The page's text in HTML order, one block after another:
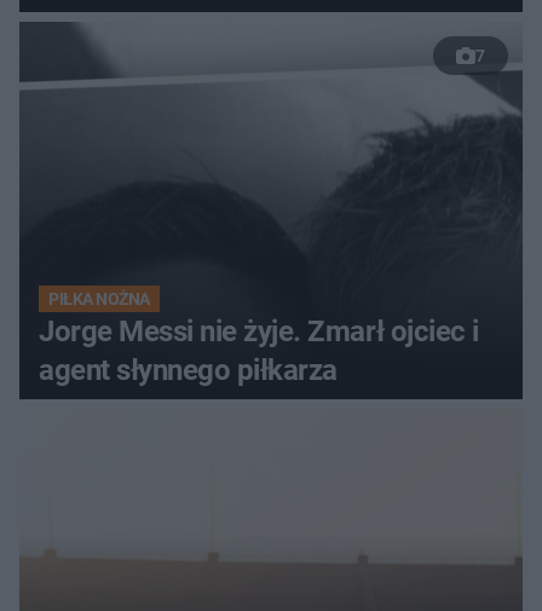
7
PIŁKA NOŻNA
Jorge Messi nie żyje. Zmarł ojciec i
agent słynnego piłkarza